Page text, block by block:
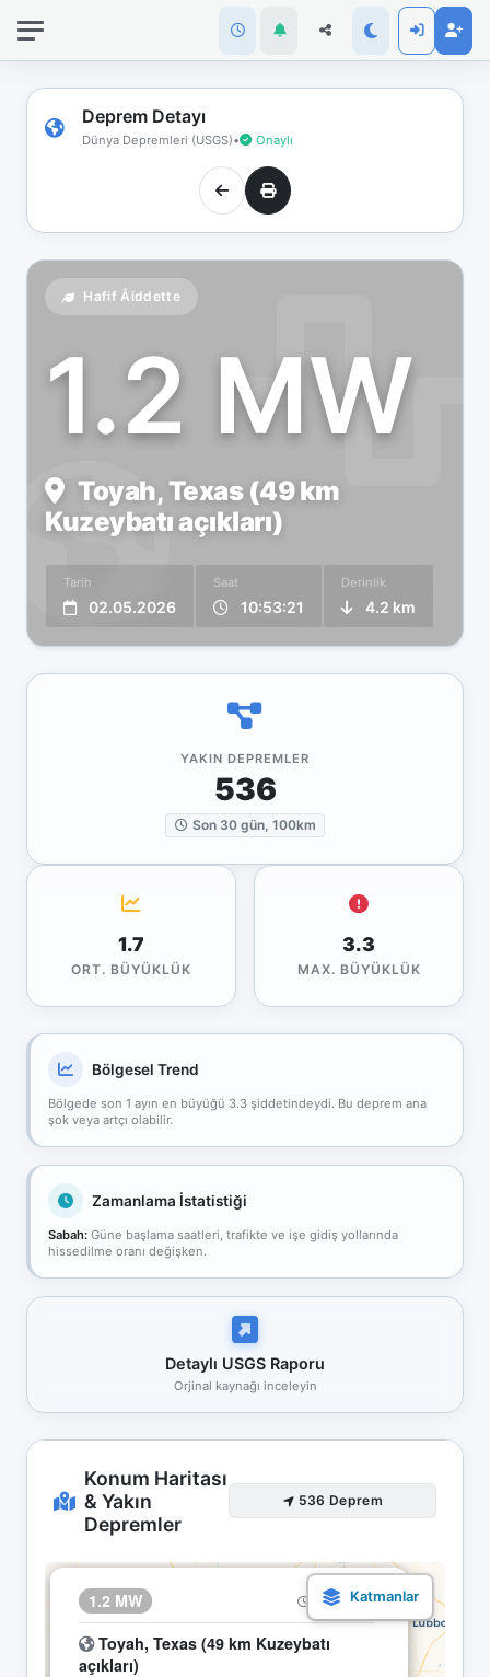
Deprem Detayı
Dünya Depremleri (USGS)• Onaylı
Hafif Åiddette
1.2 MW
Toyah, Texas (49 km
Kuzeybatı açıkları)
Tarih
02.05.2026
Saat
10:53:21
Derinlik
4.2 km
YAKIN DEPREMLER
536
Son 30 gün, 100km
1.7
ORT. BÜYÜKLÜK
3.3
MAX. BÜYÜKLÜK
Bölgesel Trend
Bölgede son 1 ayın en büyüğü 3.3 şiddetindeydi. Bu deprem ana
şok veya artçı olabilir.
Zamanlama İstatistiği
Sabah: Güne başlama saatleri, trafikte ve işe gidiş yollarında
hissedilme oranı değişken.
Detaylı USGS Raporu
Orjinal kaynağı inceleyin
Konum Haritası
& Yakın
Depremler
536 Deprem
1.2 MW 02.05 10:53
Toyah, Texas (49 km Kuzeybatı
açıkları)
×
bağlantınız
koptu!
Çevrimdışı
moddasınız.